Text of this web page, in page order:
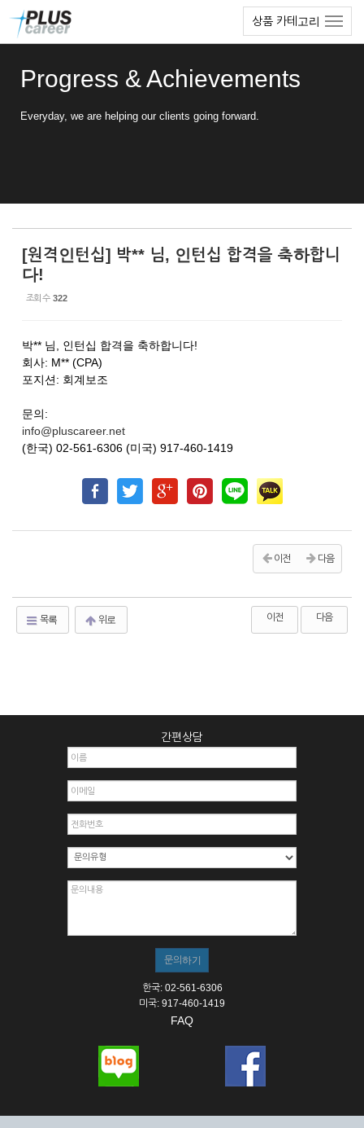
상품 카테고리
Progress & Achievements
Everyday, we are helping our clients going forward.
[원격인턴십] 박** 님, 인턴십 합격을 축하합니
다!
조회 수 322
박** 님, 인턴십 합격을 축하합니다!
회사: M** (CPA)
포지션: 회계보조
문의:
info@pluscareer.net
(한국) 02-561-6306 (미국) 917-460-1419
이전 다음
목록 위로 이전 다음
간편상담
한국: 02-561-6306
미국: 917-460-1419
FAQ